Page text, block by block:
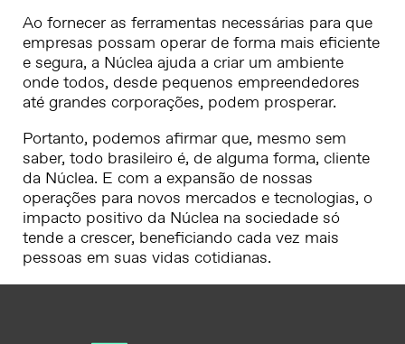
Ao fornecer as ferramentas necessárias para que
empresas possam operar de forma mais eficiente
e segura, a Núclea ajuda a criar um ambiente
onde todos, desde pequenos empreendedores
até grandes corporações, podem prosperar.
Portanto, podemos afirmar que, mesmo sem
saber, todo brasileiro é, de alguma forma, cliente
da Núclea. E com a expansão de nossas
operações para novos mercados e tecnologias, o
impacto positivo da Núclea na sociedade só
tende a crescer, beneficiando cada vez mais
pessoas em suas vidas cotidianas.